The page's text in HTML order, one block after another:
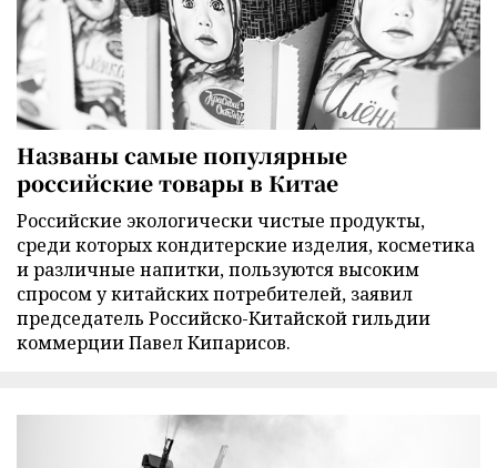
Названы самые популярные
российские товары в Китае
Российские экологически чистые продукты,
среди которых кондитерские изделия, косметика
и различные напитки, пользуются высоким
спросом у китайских потребителей, заявил
председатель Российско-Китайской гильдии
коммерции Павел Кипарисов.